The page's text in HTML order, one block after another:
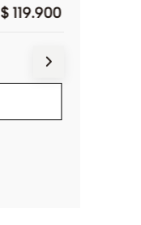
$ 119.900